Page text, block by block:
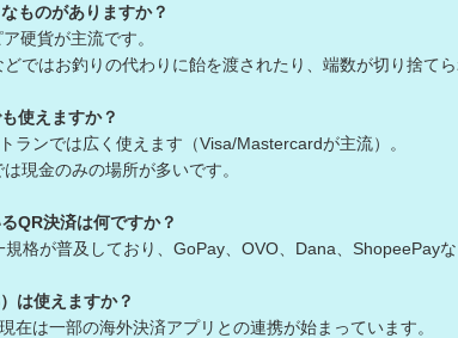
ものがありますか？
硬貨が主流です。
ではお釣りの代わりに飴を渡されたり、端数が切り捨てら
使えますか？
ランでは広く使えます（Visa/Mastercardが主流）。
現金のみの場所が多いです。
QR決済は何ですか？
格が普及しており、GoPay、OVO、Dana、ShopeePay
は使えますか？
在は一部の海外決済アプリとの連携が始まっています。